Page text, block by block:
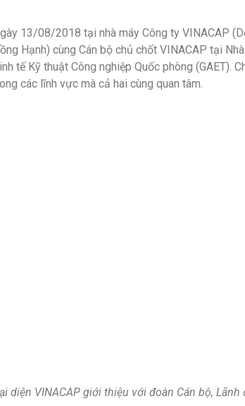
13/08/2018 tại nhà máy Công ty VINACAP
Hạnh) cùng Cán bộ chủ chốt VINACAP tại
tế Kỹ thuật Công nghiệp Quốc phòng (GAET).
các lĩnh vực mà cả hai cùng quan tâm.
diện VINACAP giới thiệu với đoàn Cán bộ,